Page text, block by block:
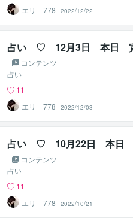
エリ 778
2022/12/22
占い ♡ 12月3日 本日
コンテンツ
占い
11
エリ 778
2022/12/03
占い ♡ 10月22日 本日
コンテンツ
占い
11
エリ 778
2022/10/21